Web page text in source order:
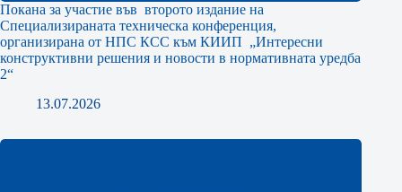
Покана за участие във второто издание на
Специализираната техническа конференция,
организирана от НПС КСС към КИИП „Интересни
конструктивни решения и новости в нормативната уредба
2“
13.07.2026